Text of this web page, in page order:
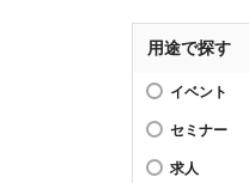
用途で探す
イベント
セミナー
求人